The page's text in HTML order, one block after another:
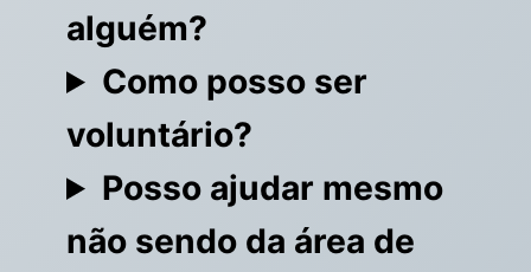
alguém?
Como posso ser
voluntário?
Posso ajudar mesmo
não sendo da área de